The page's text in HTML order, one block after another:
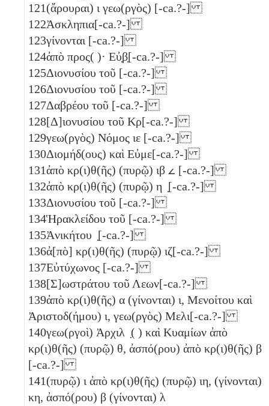
121(ἄρουραι) ι γεω(ργὸς) [-ca.?-]
122Ἀσκληπια[-ca.?-]
123γίνονται [-ca.?-]
124ἀπὸ προς( )· Εὐ̣β̣[-ca.?-]
125Διονυσίου τοῦ [-ca.?-]
126Διονυσίου τοῦ [-ca.?-]
127Δαβρέου τοῦ [-ca.?-]
128[Δ]ιονυσίου τοῦ Κρ[-ca.?-]
129γεω(ργὸς) Νόμος ιε [-ca.?-]
130Διομήδ(ους) καὶ Εὐμε[-ca.?-]
131ἀπὸ κρ(ι)θ(ῆς) (πυρῷ) ιβ 𐅵 [-ca.?-]
132ἀπὸ κρ(ι)θ(ῆς) (πυρῷ) η ̣[-ca.?-]
133Διονυσίου τοῦ [-ca.?-]
134Ἡρακλείδου τοῦ [-ca.?-]
135Ἀνικήτου ̣[-ca.?-]
136ἀ[πὸ] κρ(ι)θ(ῆς) (πυρῷ) ιζ[-ca.?-]
137Εὐτύχωνος [-ca.?-]
138[Σ]ωστράτου τοῦ Λεων[-ca.?-]
139ἀπὸ κρ(ι)θ(ῆς) α (γίνονται) ι, Μενοίτου καὶ
Ἀριστοδ(ήμου) ι, γεω(ργὸς) Μελι[-ca.?-]
140γεω(ργοὶ) Ἀρχιλ ̣( ) καὶ Κυαμίων ἀπὸ
κρ(ι)θ(ῆς) (πυρῷ) θ, ἀσπό(ρου) ἀπὸ κρ(ι)θ(ῆς) β
[-ca.?-]
141(πυρῷ) ι ἀπὸ κρ(ι)θ(ῆς) (πυρῷ) ιη, (γίνονται)
κη, ἀσπό(ρου) β (γίνονται) λ